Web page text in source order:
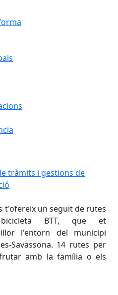
tràmits i gestions de
t'ofereix un seguit de rutes
BTT, que et
l'entorn del municipi
Savassona. 14 rutes per
amb la família o els